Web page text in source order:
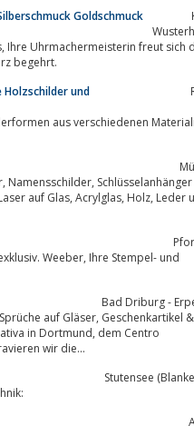
Goldschmuck
begehrt.
und
aus verschiedenen
Holz, Leder und
Bad Driburg -
dem Centro
wir die...
Stutensee